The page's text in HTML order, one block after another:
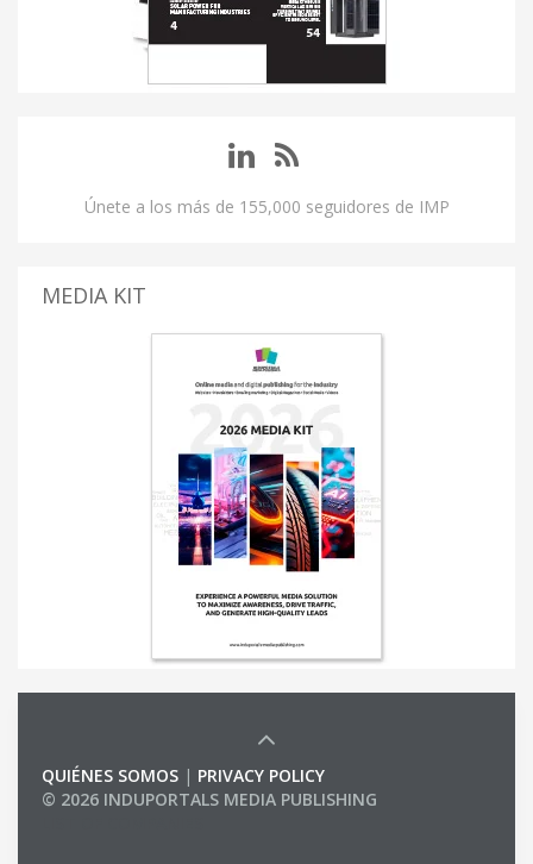
Únete a los más de 155,000 seguidores de IMP
MEDIA KIT
QUIÉNES SOMOS | PRIVACY POLICY
© 2026 INDUPORTALS MEDIA PUBLISHING